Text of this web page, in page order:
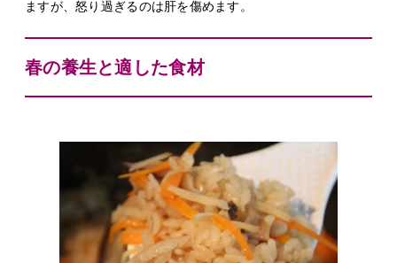
ますが、怒り過ぎるのは肝を傷めます。
春の養生と適した食材